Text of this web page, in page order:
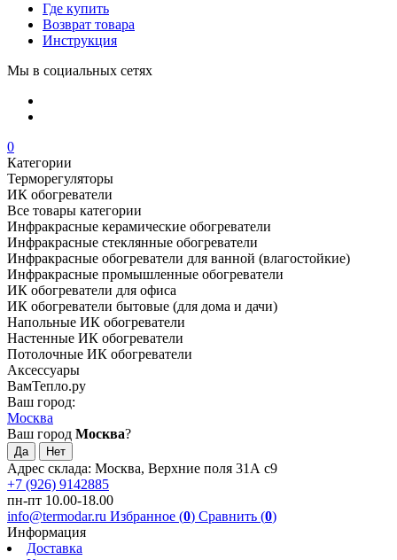
Где купить
Возврат товара
Инструкция
Мы в социальных сетях
0
Категории
Терморегуляторы
ИК обогреватели
Все товары категории
Инфракрасные керамические обогреватели
Инфракрасные стеклянные обогреватели
Инфракрасные обогреватели для ванной (влагостойкие)
Инфракрасные промышленные обогреватели
ИК обогреватели для офиса
ИК обогреватели бытовые (для дома и дачи)
Напольные ИК обогреватели
Настенные ИК обогреватели
Потолочные ИК обогреватели
Аксессуары
ВамТепло.ру
Ваш город:
Москва
Ваш город Москва?
Адрес склада: Москва, Верхние поля 31А с9
+7 (926) 9142885
пн-пт 10.00-18.00
info@termodar.ru Избранное (0) Сравнить (0)
Информация
Доставка